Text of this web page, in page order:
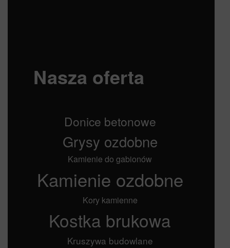
Nasza oferta
Donice betonowe
Grysy ozdobne
Kamienie do gabionów
Kamienie ozdobne
Kory kamienne
Kostka brukowa
Kruszywa budowlane